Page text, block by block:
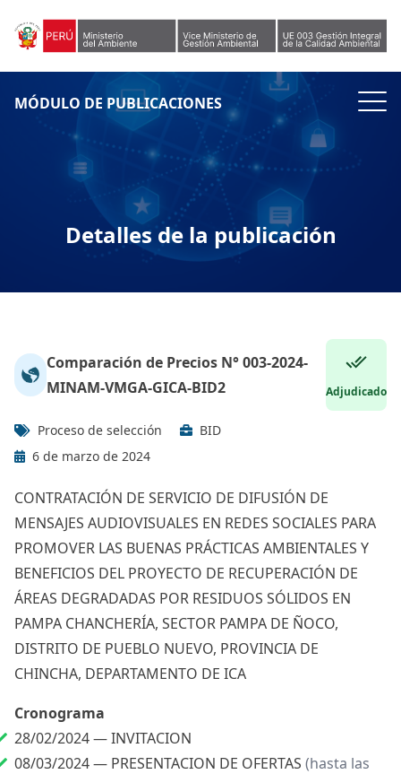
MÓDULO DE PUBLICACIONES
Detalles de la publicación
Comparación de Precios N° 003-2024-
MINAM-VMGA-GICA-BID2
Adjudicado
Proceso de selección
BID
6 de marzo de 2024
CONTRATACIÓN DE SERVICIO DE DIFUSIÓN DE
MENSAJES AUDIOVISUALES EN REDES SOCIALES PARA
PROMOVER LAS BUENAS PRÁCTICAS AMBIENTALES Y
BENEFICIOS DEL PROYECTO DE RECUPERACIÓN DE
ÁREAS DEGRADADAS POR RESIDUOS SÓLIDOS EN
PAMPA CHANCHERÍA, SECTOR PAMPA DE ÑOCO,
DISTRITO DE PUEBLO NUEVO, PROVINCIA DE
CHINCHA, DEPARTAMENTO DE ICA
Cronograma
28/02/2024 —INVITACION
08/03/2024 — PRESENTACION DE OFERTAS (hasta las